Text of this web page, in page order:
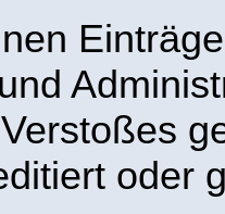
oder